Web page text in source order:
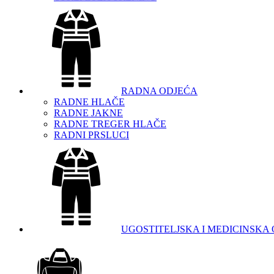
RADNA ODJEĆA
RADNE HLAČE
RADNE JAKNE
RADNE TREGER HLAČE
RADNI PRSLUCI
UGOSTITELJSKA I MEDICINSKA